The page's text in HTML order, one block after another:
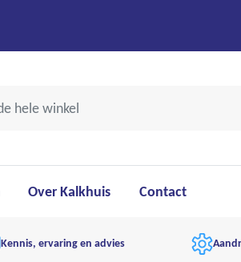
Over Kalkhuis Contact
Kennis, ervaring en advies